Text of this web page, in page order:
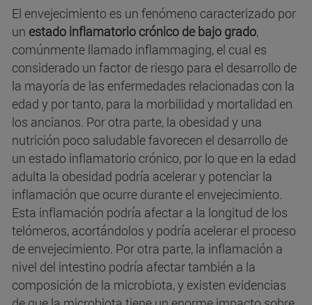
El envejecimiento es un fenómeno caracterizado por
un estado inflamatorio crónico de bajo grado,
comúnmente llamado inflammaging, el cual es
considerado un factor de riesgo para el desarrollo de
la mayoría de las enfermedades relacionadas con la
edad y por tanto, para la morbilidad y mortalidad en
los ancianos. Por otra parte, la obesidad y una
nutrición poco saludable favorecen el desarrollo de
un estado inflamatorio crónico, por lo que en la edad
adulta la obesidad podría acelerar y potenciar la
inflamación que ocurre durante el envejecimiento.
Esta inflamación podría afectar a la longitud de los
telómeros, acortándolos y podría acelerar el proceso
de envejecimiento. Por otra parte, la inflamación a
nivel del intestino podría afectar también a la
composición de la microbiota, y existen evidencias